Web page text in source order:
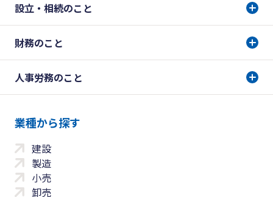
設立・相続のこと
財務のこと
人事労務のこと
業種から探す
建設
製造
小売
卸売